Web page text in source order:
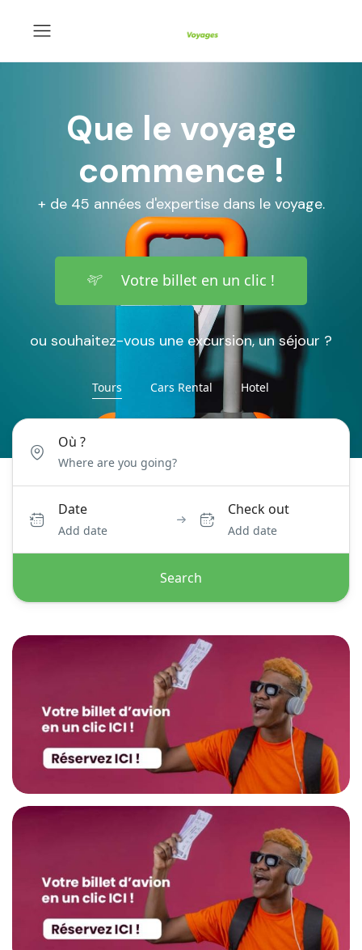
Que le voyage
commence !
+ de 45 années d'expertise dans le voyage.
Votre billet en un clic !
ou souhaitez-vous une excursion, un séjour ?
Tours Cars Rental Hotel
Où ?
Date
Add date
Check out
Add date
Search